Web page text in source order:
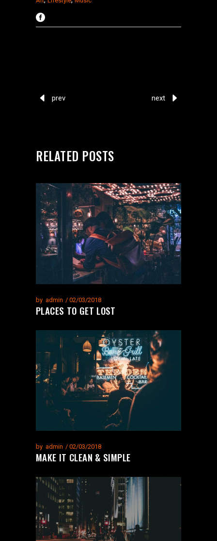
prev next
RELATED POSTS
by admin 02/03/2018
PLACES TO GET LOST
by admin 02/03/2018
MAKE IT CLEAN & SIMPLE